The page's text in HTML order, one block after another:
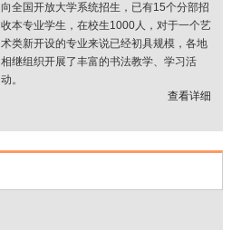
向全国开放大学系统招生，已有15个分部招
收本专业学生，在校生1000人，对于一个艺
术类新开设的专业来说已经初具规模，各地
相继组织开展了丰富的书法教学、学习活
动。
查看详细